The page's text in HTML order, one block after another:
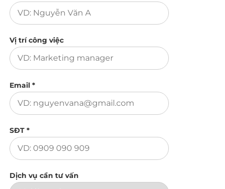
Vị trí công việc
Email *
SĐT *
Dịch vụ cần tư vấn